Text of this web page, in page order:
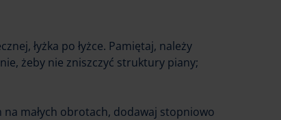
łyżka po łyżce. Pamiętaj, należy
żeby nie zniszczyć struktury piany;
małych obrotach, dodawaj stopniowo